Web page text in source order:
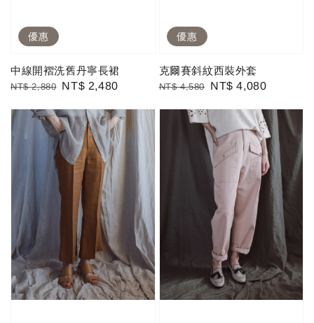
優惠
中線開褶洗舊丹寧長裙
Regular
NT$ 2,880 Sale
NT$ 2,480
優惠
克爾賽斜紋西裝外套
Regular
NT$ 4,580
Sale
NT$ 4,080